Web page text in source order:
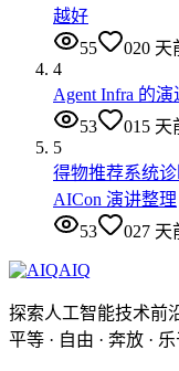
越好
55
020 天
4
Agent Infra 的
53
015 天
5
得物推荐系统诊
AICon 演讲整理
53
027 天
AIQ
探索人工智能技术前
平等 · 自由 · 奔放 · 乐